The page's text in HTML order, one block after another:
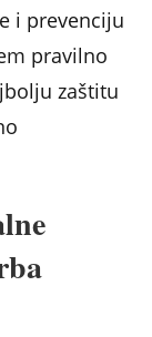
i prevenciju
pravilno
zaštitu